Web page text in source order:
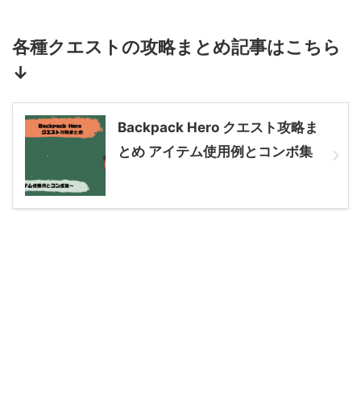
各種クエストの攻略まとめ記事はこちら
↓
Backpack Hero クエスト攻略ま
とめ アイテム使用例とコンボ集